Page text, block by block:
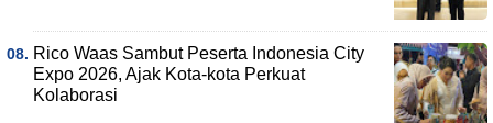
Rico Waas Sambut Peserta Indonesia City
Expo 2026, Ajak Kota-kota Perkuat
Kolaborasi